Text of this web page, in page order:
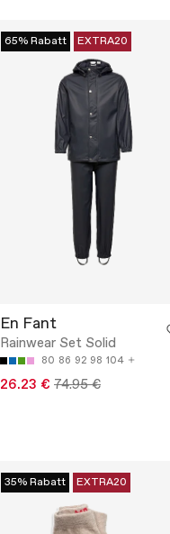
65% Rabatt EXTRA20
En Fant
Rainwear Set Solid
80 86 92 98 104
26.23 € 74.95 €
35% Rabatt EXTRA20